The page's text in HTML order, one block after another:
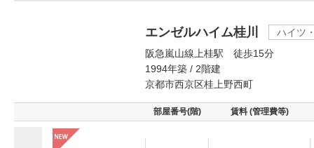
エンゼルハイム桂川
ハイツ
阪急嵐山線上桂駅 徒歩15分
1994年築 / 2階建
京都市西京区桂上野西町
部屋番号(階) 賃料 (管理費等)